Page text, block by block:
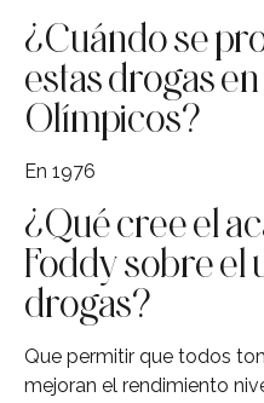
¿Cuándo se
estas drogas
Olímpicos?
En 1976
¿Qué cree el
Foddy sobre el
drogas?
Que permitir que todos
mejoran el rendimiento